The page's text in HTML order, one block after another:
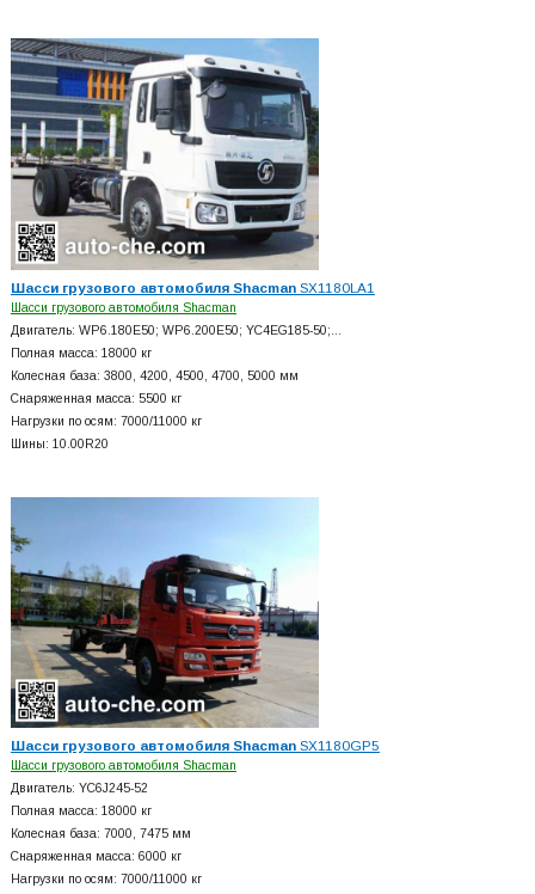
Шасси грузового автомобиля ShacmanSX1180LA1
Шасси грузового автомобиля Shacman
Двигатель: WP6.180E50; WP6.200E50; YC4EG185-50;…
Полная масса: 18000 кг
Колесная база: 3800, 4200, 4500, 4700, 5000 мм
Снаряженная масса: 5500 кг
Нагрузки по осям: 7000/11000 кг
Шины: 10.00R20
Шасси грузового автомобиля ShacmanSX1180GP5
Шасси грузового автомобиля Shacman
Двигатель: YC6J245-52
Полная масса: 18000 кг
Колесная база: 7000, 7475 мм
Снаряженная масса: 6000 кг
Нагрузки по осям: 7000/11000 кг